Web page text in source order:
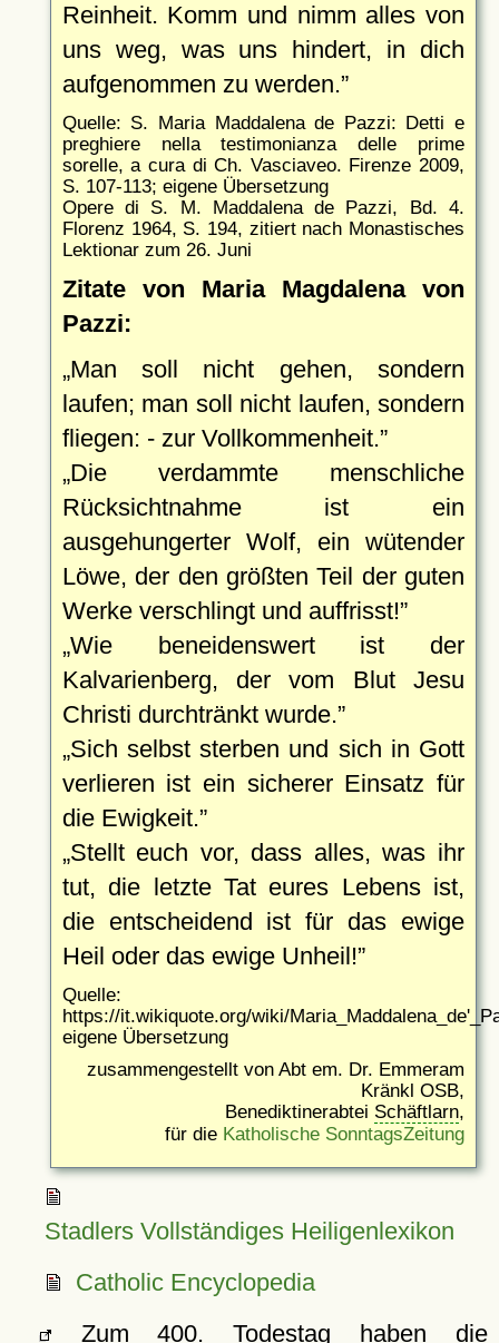
Reinheit. Komm und nimm alles von
uns weg, was uns hindert, in dich
aufgenommen zu werden.
Quelle: S. Maria Maddalena de Pazzi: Detti e
preghiere nella testimonianza delle prime
sorelle, a cura di Ch. Vasciaveo. Firenze 2009,
S. 107-113; eigene Übersetzung
Opere di S. M. Maddalena de Pazzi, Bd. 4.
Florenz 1964, S. 194, zitiert nach Monastisches
Lektionar zum 26. Juni
Zitate von Maria Magdalena von
Pazzi:
Man soll nicht gehen, sondern
laufen; man soll nicht laufen, sondern
fliegen: - zur Vollkommenheit.
Die verdammte menschliche
Rücksichtnahme ist ein
ausgehungerter Wolf, ein wütender
Löwe, der den größten Teil der guten
Werke verschlingt und auffrisst!
Wie beneidenswert ist der
Kalvarienberg, der vom Blut Jesu
Christi durchtränkt wurde.
Sich selbst sterben und sich in Gott
verlieren ist ein sicherer Einsatz für
die Ewigkeit.
Stellt euch vor, dass alles, was ihr
tut, die letzte Tat eures Lebens ist,
die entscheidend ist für das ewige
Heil oder das ewige Unheil!
Quelle:
https://it.wikiquote.org/wiki/
eigene Übersetzung
zusammengestellt von Abt em. Dr. Emmeram
Kränkl OSB,
Benediktinerabtei Schäftlarn,
für die Katholische SonntagsZeitung
Stadlers Vollständiges Heiligenlexikon
Catholic Encyclopedia
Zum 400. Todestag haben die